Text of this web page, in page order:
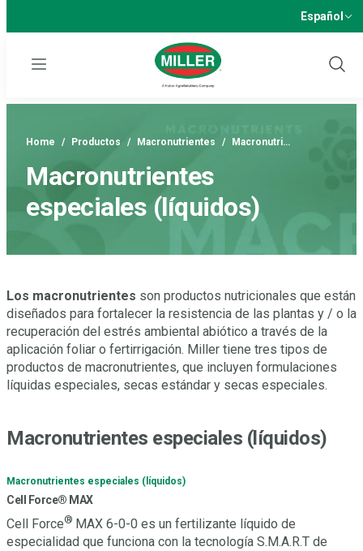
Español
Menu
Show
Home / Productos / Macronutrientes / Macronutri…
Macronutrientes
especiales (líquidos)
Los macronutrientes son productos nutricionales que están
diseñados para fortalecer la resistencia de las plantas y / o la
recuperación del estrés ambiental abiótico a través de la
aplicación foliar o fertirrigación. Miller tiene tres tipos de
productos de macronutrientes, que incluyen formulaciones
líquidas especiales, secas estándar y secas especiales.
Macronutrientes especiales (líquidos)
Macronutrientes especiales (líquidos)
Cell Force® MAX
Cell Force® MAX 6-0-0 es un fertilizante líquido de
especialidad que funciona con la tecnología S.M.A.R.T de